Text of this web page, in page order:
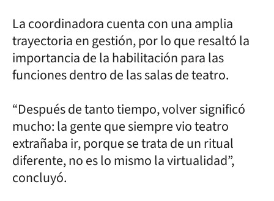
La coordinadora cuenta con una amplia
trayectoria en gestión, por lo que resaltó la
importancia de la habilitación para las
funciones dentro de las salas de teatro.
“Después de tanto tiempo, volver significó
mucho: la gente que siempre vio teatro
extrañaba ir, porque se trata de un ritual
diferente, no es lo mismo la virtualidad”,
concluyó.